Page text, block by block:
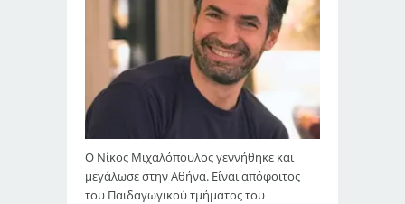
Ο Νίκος Μιχαλόπουλος γεννήθηκε και
μεγάλωσε στην Αθήνα. Είναι απόφοιτος
του Παιδαγωγικού τμήματος του